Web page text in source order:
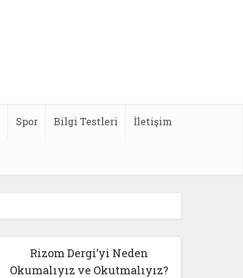
Spor Bilgi Testleri İletişim
Rizom Dergi’yi Neden
Okumalıyız ve Okutmalıyız?